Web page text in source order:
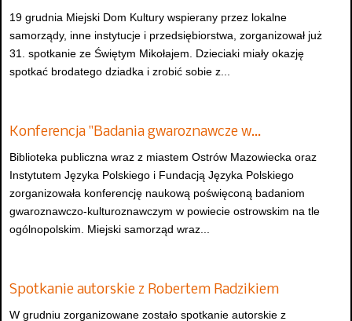
19 grudnia Miejski Dom Kultury wspierany przez lokalne
samorządy, inne instytucje i przedsiębiorstwa, zorganizował już
31. spotkanie ze Świętym Mikołajem. Dzieciaki miały okazję
spotkać brodatego dziadka i zrobić sobie z...
Konferencja "Badania gwaroznawcze w…
Biblioteka publiczna wraz z miastem Ostrów Mazowiecka oraz
Instytutem Języka Polskiego i Fundacją Języka Polskiego
zorganizowała konferencję naukową poświęconą badaniom
gwaroznawczo-kulturoznawczym w powiecie ostrowskim na tle
ogólnopolskim. Miejski samorząd wraz...
Spotkanie autorskie z Robertem Radzikiem
W grudniu zorganizowane zostało spotkanie autorskie z